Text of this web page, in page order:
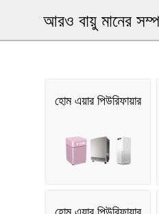
আরও বায়ু মানের
হোম এয়ার পিউরিফায়ার